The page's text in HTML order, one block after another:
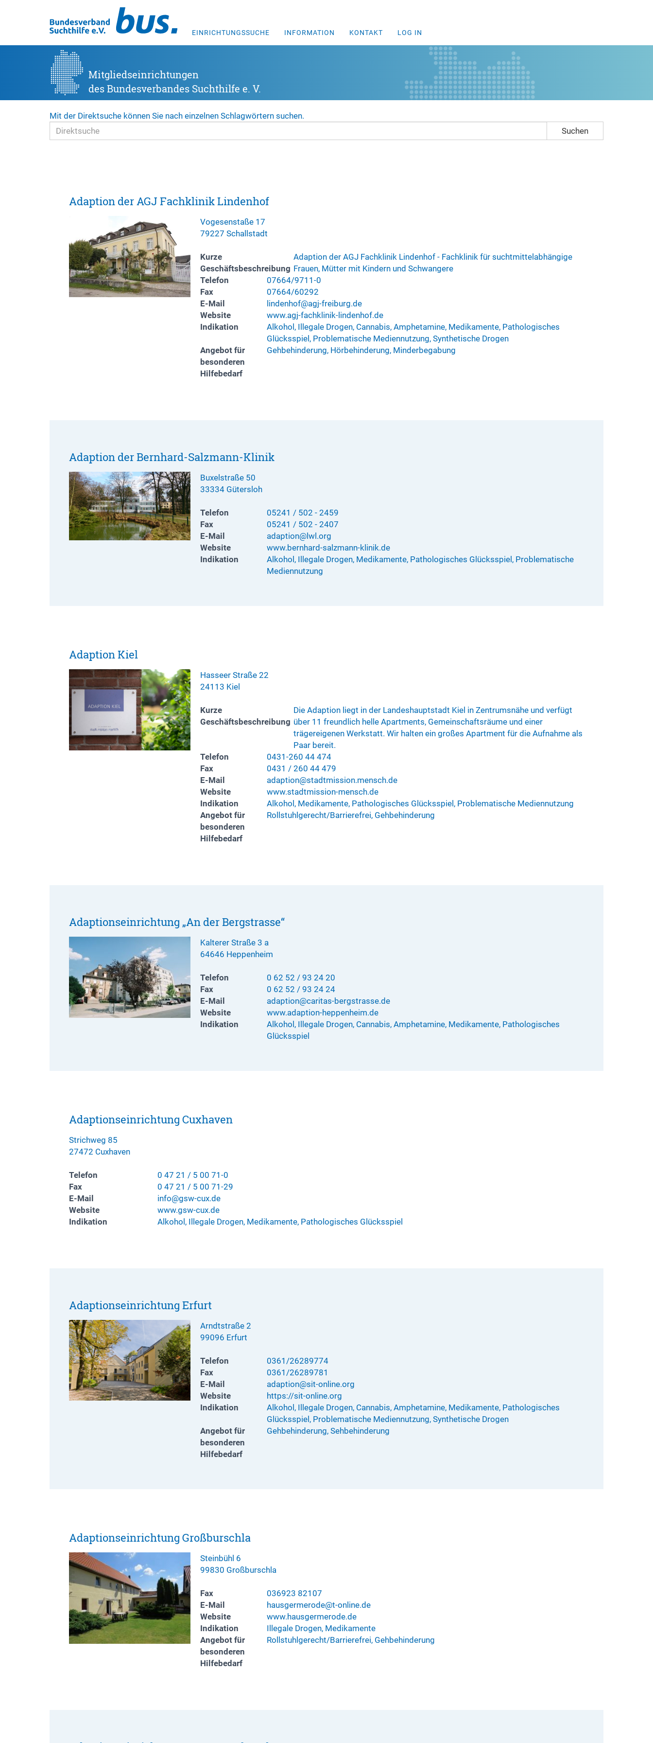
EINRICHTUNGSSUCHE INFORMATION KONTAKT LOG IN
Mitgliedseinrichtungen
des Bundesverbandes Suchthilfe e. V.
Mit der Direktsuche können Sie nach einzelnen Schlagwörtern suchen.
Suchen
Adaption der AGJ Fachklinik Lindenhof
Vogesenstaße 17
79227 Schallstadt
Kurze
Geschäftsbeschreibung
Adaption der AGJ Fachklinik Lindenhof - Fachklinik für suchtmittelabhängige
Frauen, Mütter mit Kindern und Schwangere
Telefon
07664/9711-0
Fax
07664/60292
E-Mail
lindenhof@agj-freiburg.de
Website
www.agj-fachklinik-lindenhof.de
Indikation
Alkohol, Illegale Drogen, Cannabis, Amphetamine, Medikamente, Pathologisches
Glücksspiel, Problematische Mediennutzung, Synthetische Drogen
Angebot für
besonderen
Hilfebedarf
Gehbehinderung, Hörbehinderung, Minderbegabung
Adaption der Bernhard-Salzmann-Klinik
Buxelstraße 50
33334 Gütersloh
Telefon
05241 / 502 - 2459
Fax
05241 / 502 - 2407
E-Mail
adaption@lwl.org
Website
www.bernhard-salzmann-klinik.de
Indikation
Alkohol, Illegale Drogen, Medikamente, Pathologisches Glücksspiel, Problematische
Mediennutzung
Adaption Kiel
Hasseer Straße 22
24113 Kiel
Kurze
Geschäftsbeschreibung
Die Adaption liegt in der Landeshauptstadt Kiel in Zentrumsnähe und verfügt
über 11 freundlich helle Apartments, Gemeinschaftsräume und einer
trägereigenen Werkstatt. Wir halten ein großes Apartment für die Aufnahme als
Paar bereit.
Telefon
0431-260 44 474
Fax
0431 / 260 44 479
E-Mail
adaption@stadtmission.mensch.de
Website
www.stadtmission-mensch.de
Indikation
Alkohol, Medikamente, Pathologisches Glücksspiel, Problematische Mediennutzung
Angebot für
besonderen
Hilfebedarf
Rollstuhlgerecht/Barrierefrei, Gehbehinderung
Adaptionseinrichtung „An der Bergstrasse“
Kalterer Straße 3 a
64646 Heppenheim
Telefon
0 62 52 / 93 24 20
Fax
0 62 52 / 93 24 24
E-Mail
adaption@caritas-bergstrasse.de
Website
www.adaption-heppenheim.de
Indikation
Alkohol, Illegale Drogen, Cannabis, Amphetamine, Medikamente, Pathologisches
Glücksspiel
Adaptionseinrichtung Cuxhaven
Strichweg 85
27472 Cuxhaven
Telefon
0 47 21 / 5 00 71-0
Fax
0 47 21 / 5 00 71-29
E-Mail
info@gsw-cux.de
Website
www.gsw-cux.de
Indikation
Alkohol, Illegale Drogen, Medikamente, Pathologisches Glücksspiel
Adaptionseinrichtung Erfurt
Arndtstraße 2
99096 Erfurt
Telefon
0361/26289774
Fax
0361/26289781
E-Mail
adaption@sit-online.org
Website
https://sit-online.org
Indikation
Alkohol, Illegale Drogen, Cannabis, Amphetamine, Medikamente, Pathologisches
Glücksspiel, Problematische Mediennutzung, Synthetische Drogen
Angebot für
besonderen
Hilfebedarf
Gehbehinderung, Sehbehinderung
Adaptionseinrichtung Großburschla
Steinbühl 6
99830 Großburschla
Fax
036923 82107
E-Mail
hausgermerode@t-online.de
Website
www.hausgermerode.de
Indikation
Illegale Drogen, Medikamente
Angebot für
besonderen
Hilfebedarf
Rollstuhlgerecht/Barrierefrei, Gehbehinderung